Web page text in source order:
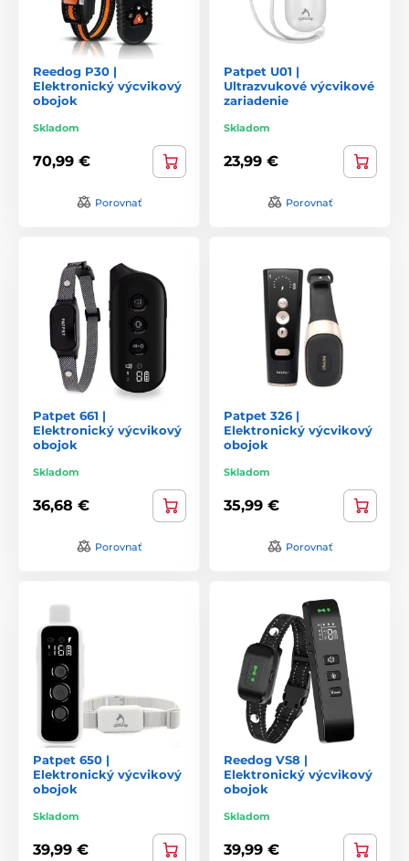
Reedog P30 |
Elektronický výcvikový
obojok
Skladom
70,99 €
Porovnať
Patpet U01 |
Ultrazvukové výcvikové
zariadenie
Skladom
23,99 €
Porovnať
Patpet 661 |
Elektronický výcvikový
obojok
Skladom
36,68 €
Porovnať
Patpet 326 |
Elektronický výcvikový
obojok
Skladom
35,99 €
Porovnať
Patpet 650 |
Elektronický výcvikový
obojok
Skladom
39,99 €
Reedog VS8 |
Elektronický výcvikový
obojok
Skladom
39,99 €